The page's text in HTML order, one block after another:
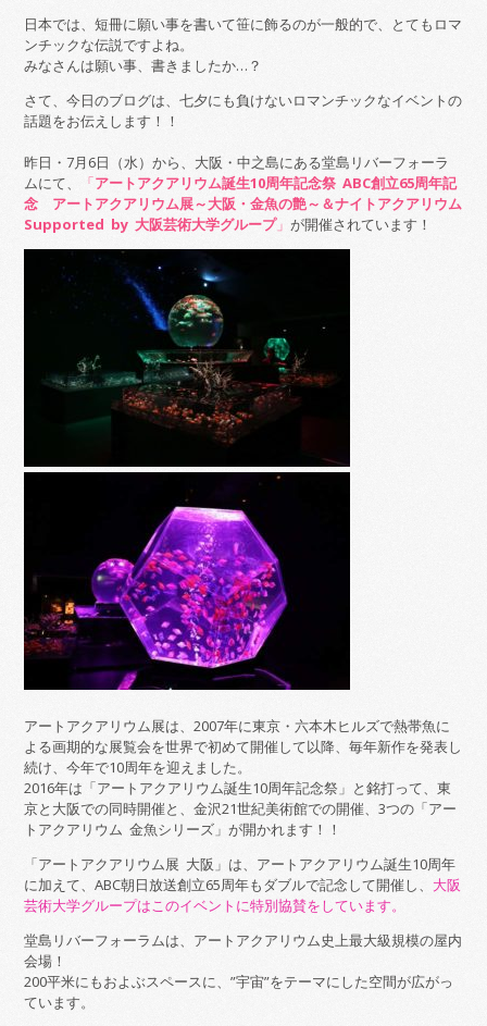
日本では、短冊に願い事を書いて笹に飾るのが一般的で、とてもロマ
ンチックな伝説ですよね。
みなさんは願い事、書きましたか…？
さて、今日のブログは、七夕にも負けないロマンチックなイベントの
話題をお伝えします！！
昨日・7月6日（水）から、大阪・中之島にある堂島リバーフォーラ
ムにて、
「アートアクアリウム誕生10周年記念祭 ABC創立65周年記
念 アートアクアリウム展～大阪・金魚の艶～＆ナイトアクアリウム
Supported by 大阪芸術大学グループ」 が開催されています！
アートアクアリウム展は、2007年に東京・六本木ヒルズで熱帯魚に
よる画期的な展覧会を世界で初めて開催して以降、毎年新作を発表し
続け、今年で10周年を迎えました。
2016年は「アートアクアリウム誕生10周年記念祭」と銘打って、東
京と大阪での同時開催と、金沢21世紀美術館での開催、3つの「アー
トアクアリウム 金魚シリーズ」が開かれます！！
「アートアクアリウム展 大阪」は、アートアクアリウム誕生10周年
に加えて、ABC朝日放送創立65周年もダブルで記念して開催し、 大阪
芸術大学グループはこのイベントに特別協賛をしています。
堂島リバーフォーラムは、アートアクアリウム史上最大級規模の屋内
会場！
200平米にもおよぶスペースに、”宇宙”をテーマにした空間が広がっ
ています。